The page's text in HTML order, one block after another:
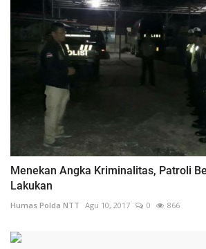
Menekan Angka Kriminalitas, Patroli
Lakukan
Humas Polda NTT Agu 10, 2017 0 866